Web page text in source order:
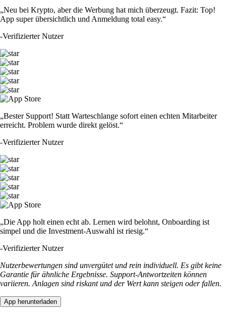
„Neu bei Krypto, aber die Werbung hat mich überzeugt. Fazit: Top!
App super übersichtlich und Anmeldung total easy.“
-Verifizierter Nutzer
„Bester Support! Statt Warteschlange sofort einen echten Mitarbeiter
erreicht. Problem wurde direkt gelöst.“
-Verifizierter Nutzer
„Die App holt einen echt ab. Lernen wird belohnt, Onboarding ist
simpel und die Investment-Auswahl ist riesig.“
-Verifizierter Nutzer
Nutzerbewertungen sind unvergütet und rein individuell. Es gibt keine
Garantie für ähnliche Ergebnisse. Support-Antwortzeiten können
variieren. Anlagen sind riskant und der Wert kann steigen oder fallen.
App herunterladen